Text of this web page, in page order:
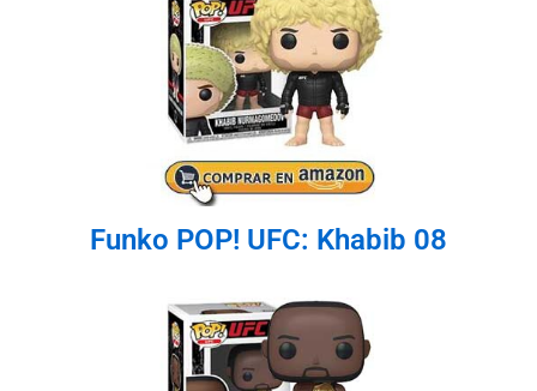
Funko POP! UFC: Khabib 08